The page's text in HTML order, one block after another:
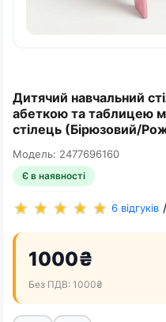
Дитячий навчальний
абеткою та таблицею
стілець (Бірюзовий/
Модель: 2477696160
Є в наявності
6 відгуків
1000₴
Без ПДВ: 1000₴